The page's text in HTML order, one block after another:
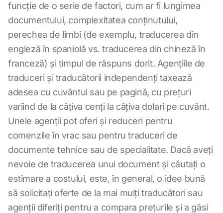
funcție de o serie de factori, cum ar fi lungimea
documentului, complexitatea conținutului,
perechea de limbi (de exemplu, traducerea din
engleză în spaniolă vs. traducerea din chineză în
franceză) și timpul de răspuns dorit. Agențiile de
traduceri și traducătorii independenți taxează
adesea cu cuvântul sau pe pagină, cu prețuri
variind de la câțiva cenți la câțiva dolari pe cuvânt.
Unele agenții pot oferi și reduceri pentru
comenzile în vrac sau pentru traduceri de
documente tehnice sau de specialitate. Dacă aveți
nevoie de traducerea unui document și căutați o
estimare a costului, este, în general, o idee bună
să solicitați oferte de la mai mulți traducători sau
agenții diferiți pentru a compara prețurile și a găsi